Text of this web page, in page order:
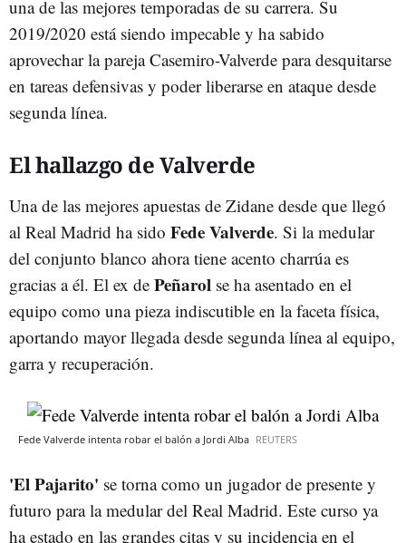
una de las mejores temporadas de su carrera. Su
2019/2020 está siendo impecable y ha sabido
aprovechar la pareja Casemiro-Valverde para desquitarse
en tareas defensivas y poder liberarse en ataque desde
segunda línea.
El hallazgo de Valverde
Una de las mejores apuestas de Zidane desde que llegó
al Real Madrid ha sido Fede Valverde. Si la medular
del conjunto blanco ahora tiene acento charrúa es
gracias a él. El ex de Peñarol se ha asentado en el
equipo como una pieza indiscutible en la faceta física,
aportando mayor llegada desde segunda línea al equipo,
garra y recuperación.
Fede Valverde intenta robar el balón a Jordi Alba REUTERS
'El Pajarito' se torna como un jugador de presente y
futuro para la medular del Real Madrid. Este curso ya
ha estado en las grandes citas y su incidencia en el